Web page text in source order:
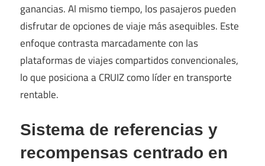
ganancias. Al mismo tiempo, los pasajeros pueden
disfrutar de opciones de viaje más asequibles. Este
enfoque contrasta marcadamente con las
plataformas de viajes compartidos convencionales,
lo que posiciona a CRUIZ como líder en transporte
rentable.
Sistema de referencias y
recompensas centrado en